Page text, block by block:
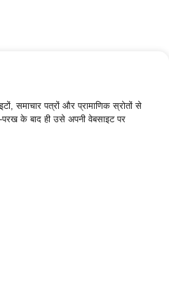
समाचार पत्रों और प्रामाणिक स्रोतों से
के बाद ही उसे अपनी वेबसाइट पर